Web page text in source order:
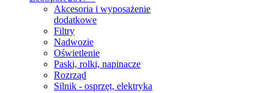
Akcesoria i wyposażenie
dodatkowe
Filtry
Nadwozie
Oświetlenie
Paski, rolki, napinacze
Rozrząd
Silnik - osprzęt, elektryka